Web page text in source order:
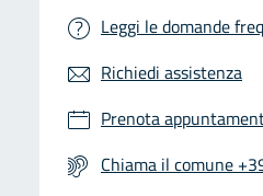
Leggi le domande
Richiedi assistenza
Prenota
Chiama il comune